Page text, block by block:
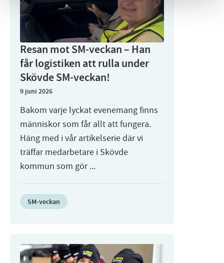
Resan mot SM-veckan – Han
får logistiken att rulla under
Skövde SM-veckan!
9 juni 2026
Bakom varje lyckat evenemang finns
människor som får allt att fungera.
Häng med i vår artikelserie där vi
träffar medarbetare i Skövde
kommun som gör ...
SM-veckan